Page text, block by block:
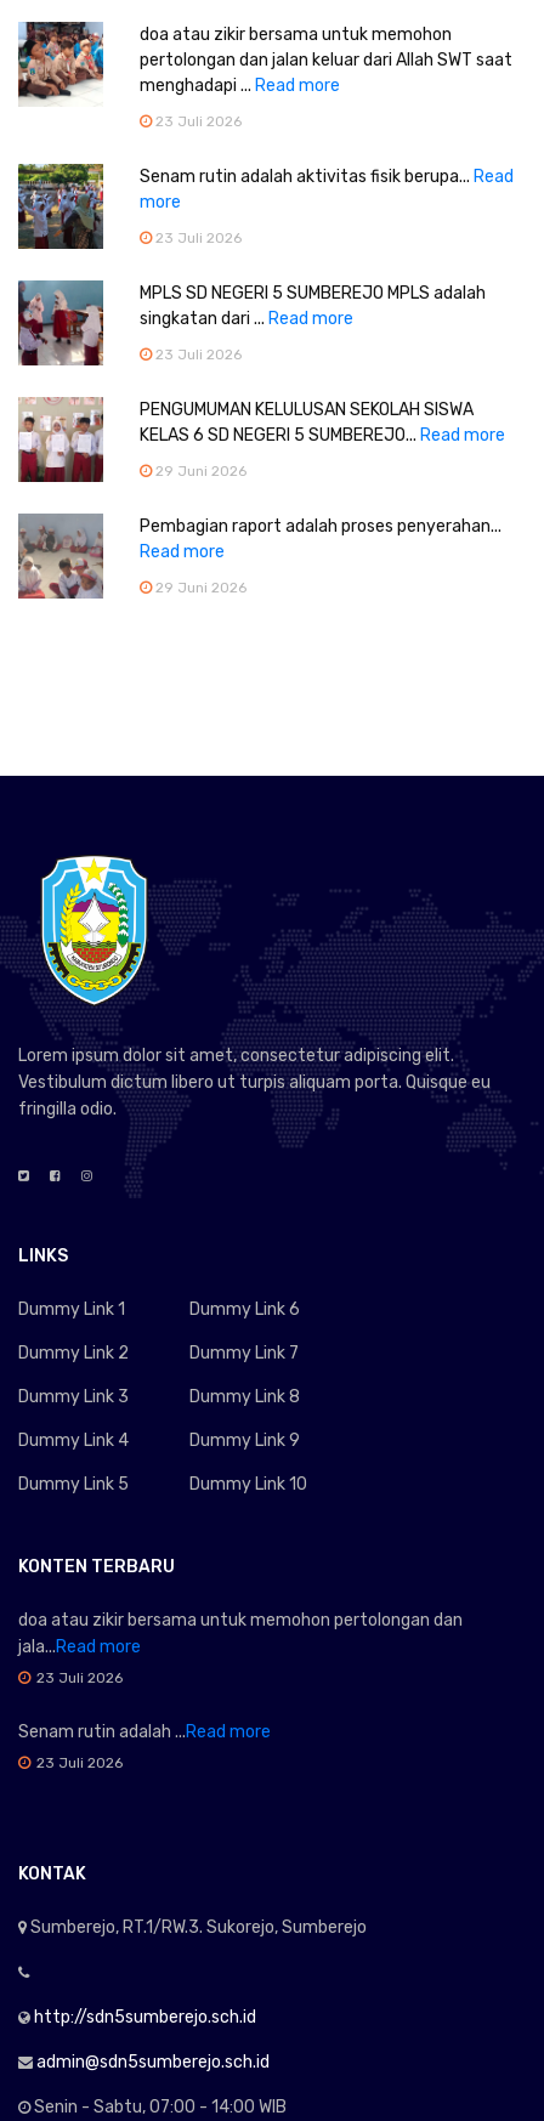
doa atau zikir bersama untuk memohon
pertolongan dan jalan keluar dari Allah SWT saat
menghadapi ... Read more
23 Juli 2026
Senam rutin adalah aktivitas fisik berupa... Read
more
23 Juli 2026
MPLS SD NEGERI 5 SUMBEREJO MPLS adalah
singkatan dari ... Read more
23 Juli 2026
PENGUMUMAN KELULUSAN SEKOLAH SISWA
KELAS 6 SD NEGERI 5 SUMBEREJO... Read more
29 Juni 2026
Pembagian raport adalah proses penyerahan...
Read more
29 Juni 2026
Lorem ipsum dolor sit amet, consectetur adipiscing elit.
Vestibulum dictum libero ut turpis aliquam porta. Quisque eu
fringilla odio.
LINKS
Dummy Link 1
Dummy Link 2
Dummy Link 3
Dummy Link 4
Dummy Link 5
Dummy Link 6
Dummy Link 7
Dummy Link 8
Dummy Link 9
Dummy Link 10
KONTEN TERBARU
doa atau zikir bersama untuk memohon pertolongan dan
jala...Read more
23 Juli 2026
Senam rutin adalah ...Read more
23 Juli 2026
KONTAK
Sumberejo, RT.1/RW.3. Sukorejo, Sumberejo
http://sdn5sumberejo.sch.id
admin@sdn5sumberejo.sch.id
Senin - Sabtu, 07:00 - 14:00 WIB